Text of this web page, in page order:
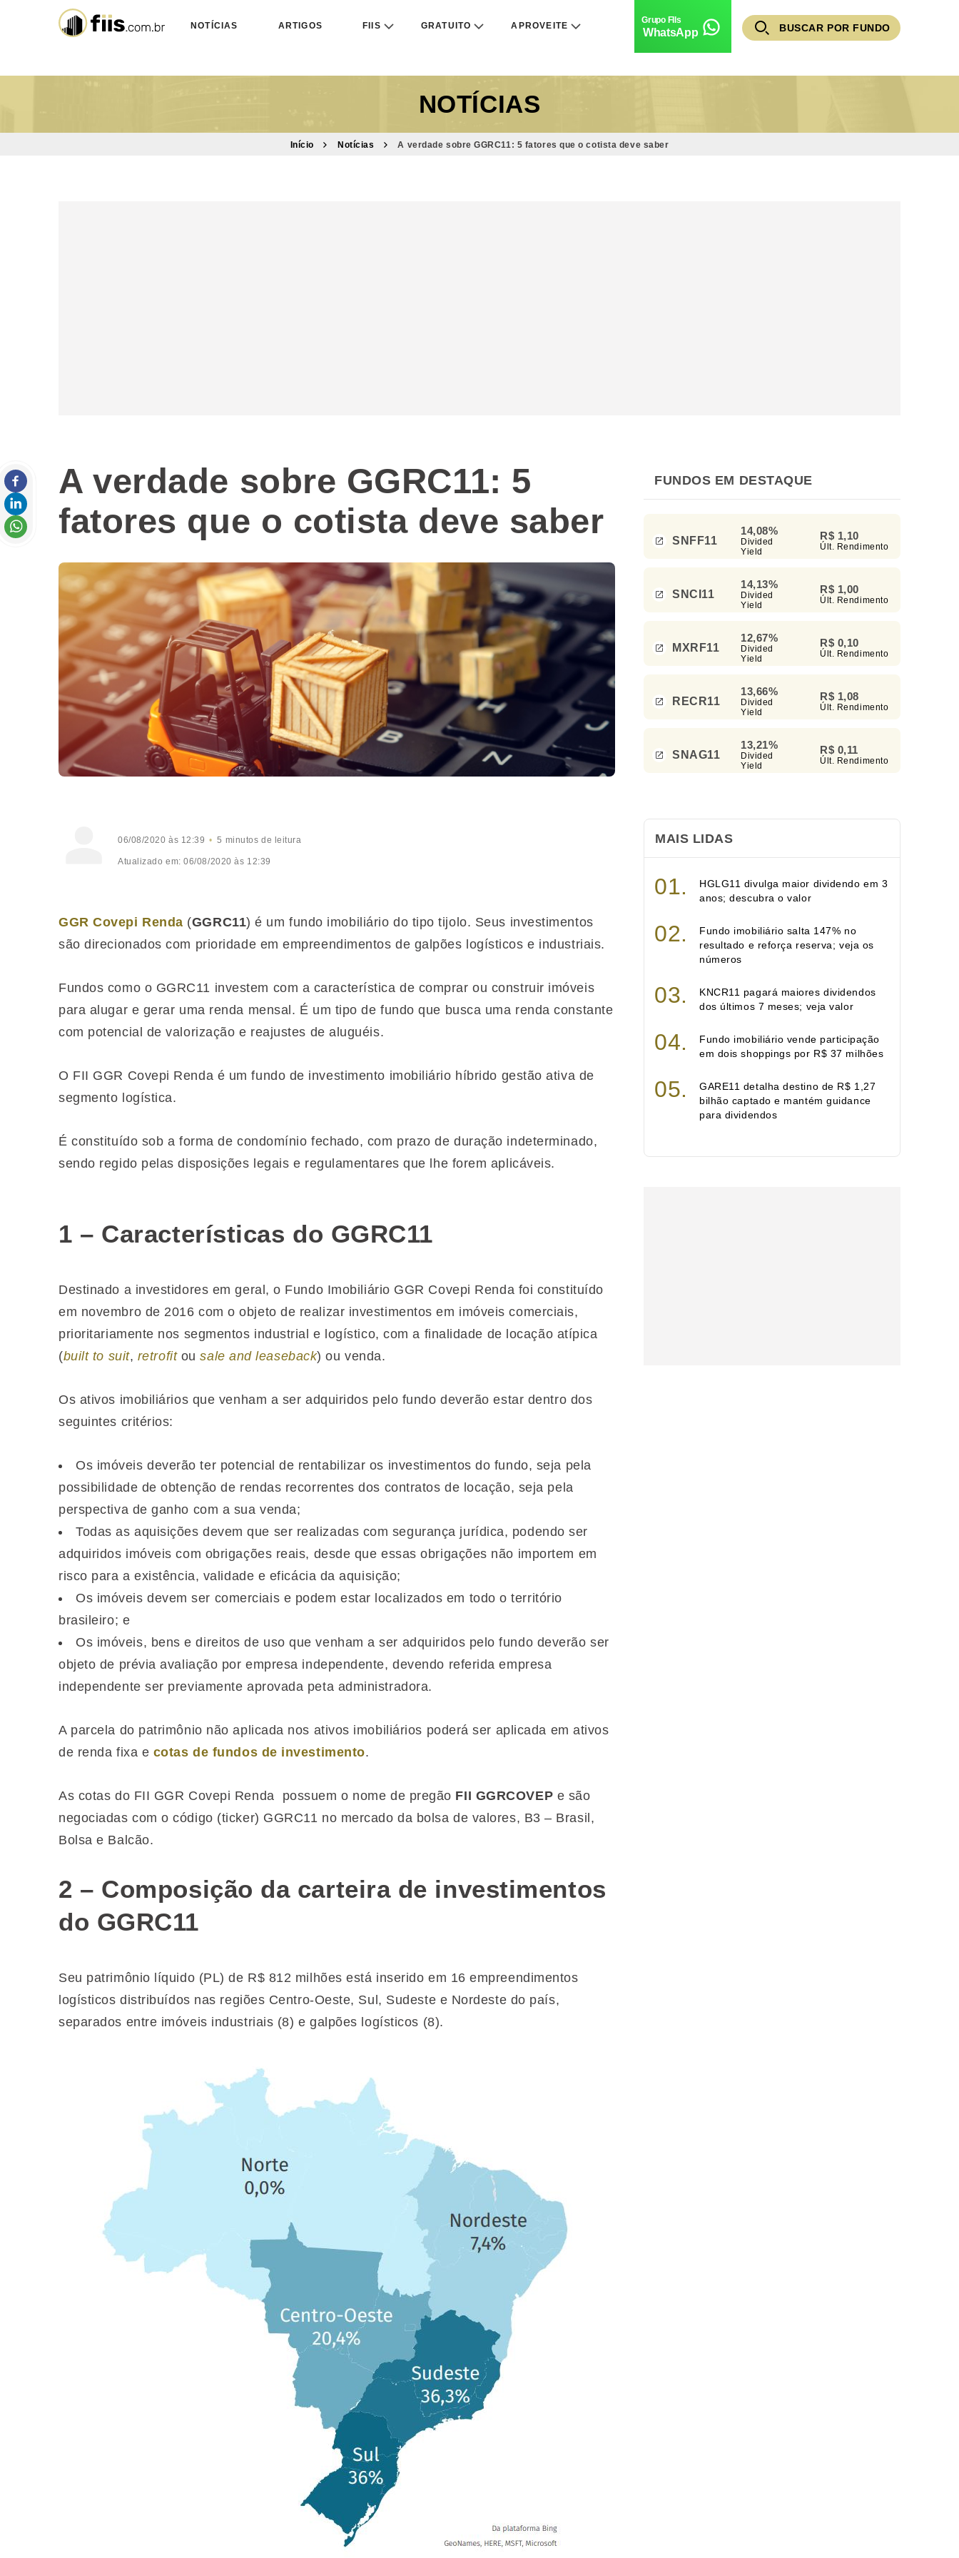
NOTÍCIAS ARTIGOS FIIS GRATUITO APROVEITE
WhatsApp BUSCAR POR FUNDO
NOTÍCIAS
Início Notícias A verdade sobre GGRC11: 5 fatores que o cotista deve saber
A verdade sobre GGRC11: 5
fatores que o cotista deve saber
06/08/2020 às 12:39 5 minutos de leitura
Atualizado em: 06/08/2020 às 12:39
GGR Covepi Renda (GGRC11) é um fundo imobiliário do tipo tijolo. Seus investimentos
são direcionados com prioridade em empreendimentos de galpões logísticos e industriais.
Fundos como o GGRC11 investem com a característica de comprar ou construir imóveis
para alugar e gerar uma renda mensal. É um tipo de fundo que busca uma renda constante
com potencial de valorização e reajustes de aluguéis.
O FII GGR Covepi Renda é um fundo de investimento imobiliário híbrido gestão ativa de
segmento logística.
É constituído sob a forma de condomínio fechado, com prazo de duração indeterminado,
sendo regido pelas disposições legais e regulamentares que lhe forem aplicáveis.
1 – Características do GGRC11
Destinado a investidores em geral, o Fundo Imobiliário GGR Covepi Renda foi constituído
em novembro de 2016 com o objeto de realizar investimentos em imóveis comerciais,
prioritariamente nos segmentos industrial e logístico, com a finalidade de locação atípica
(built to suit, retrofitousale and leaseback) ou venda.
Os ativos imobiliários que venham a ser adquiridos pelo fundo deverão estar dentro dos
seguintes critérios:
Os imóveis deverão ter potencial de rentabilizar os investimentos do fundo, seja pela
possibilidade de obtenção de rendas recorrentes dos contratos de locação, seja pela
perspectiva de ganho com a sua venda;
Todas as aquisições devem que ser realizadas com segurança jurídica, podendo ser
adquiridos imóveis com obrigações reais, desde que essas obrigações não importem em
risco para a existência, validade e eficácia da aquisição;
Os imóveis devem ser comerciais e podem estar localizados em todo o território
brasileiro; e
Os imóveis, bens e direitos de uso que venham a ser adquiridos pelo fundo deverão ser
objeto de prévia avaliação por empresa independente, devendo referida empresa
independente ser previamente aprovada peta administradora.
A parcela do patrimônio não aplicada nos ativos imobiliários poderá ser aplicada em ativos
de renda fixa e cotas de fundos de investimento.
As cotas do FII GGR Covepi Renda possuem o nome de pregão FII GGRCOVEP e são
negociadas com o código (ticker) GGRC11 no mercado da bolsa de valores, B3 – Brasil,
Bolsa e Balcão.
2 – Composição da carteira de investimentos
do GGRC11
Seu patrimônio líquido (PL) de R$ 812 milhões está inserido em 16 empreendimentos
logísticos distribuídos nas regiões Centro-Oeste, Sul, Sudeste e Nordeste do país,
separados entre imóveis industriais (8) e galpões logísticos (8).
FUNDOS EM DESTAQUE
SNFF11
14,08%
Divided
Yield
R$ 1,10
Últ. Rendimento
SNCI11
14,13%
Divided
Yield
R$ 1,00
Últ. Rendimento
MXRF11
12,67%
Divided
Yield
R$ 0,10
Últ. Rendimento
RECR11
13,66%
Divided
Yield
R$ 1,08
Últ. Rendimento
SNAG11
13,21%
Divided
Yield
R$ 0,11
Últ. Rendimento
MAIS LIDAS
HGLG11 divulga maior dividendo em 3
anos; descubra o valor
Fundo imobiliário salta 147% no
resultado e reforça reserva; veja os
números
KNCR11 pagará maiores dividendos
dos últimos 7 meses; veja valor
Fundo imobiliário vende participação
em dois shoppings por R$ 37 milhões
GARE11 detalha destino de R$ 1,27
bilhão captado e mantém guidance
para dividendos